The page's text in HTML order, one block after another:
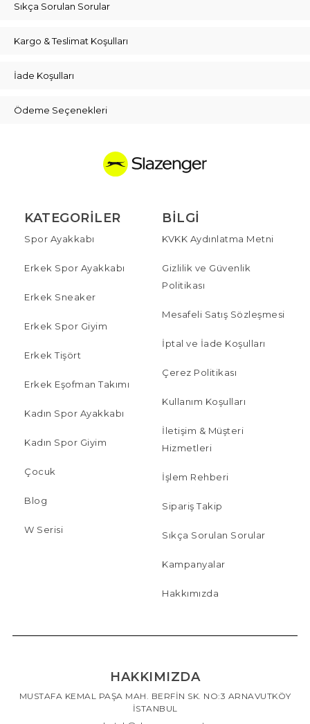
Sıkça Sorulan Sorular
Kargo & Teslimat Koşulları
İade Koşulları
Ödeme Seçenekleri
KATEGORILER
Spor Ayakkabı
Erkek Spor Ayakkabı
Erkek Sneaker
Erkek Spor Giyim
Erkek Tişört
Erkek Eşofman Takımı
Kadın Spor Ayakkabı
Kadın Spor Giyim
Çocuk
Blog
W Serisi
BILGI
KVKK Aydınlatma Metni
Gizlilik ve Güvenlik
Politikası
Mesafeli Satış Sözleşmesi
İptal ve İade Koşulları
Çerez Politikası
Kullanım Koşulları
İletişim & Müşteri
Hizmetleri
İşlem Rehberi
Sipariş Takip
Sıkça Sorulan Sorular
Kampanyalar
Hakkımızda
HAKKIMIZDA
MUSTAFA KEMAL PAŞA MAH. BERFİN SK. NO:3 ARNAVUTKÖY
İSTANBUL